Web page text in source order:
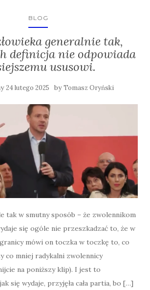
BLOG
generalnie tak,
definicja nie odpowiada
ususowi.
24 lutego 2025 byTomasz Oryński
tak w smutny sposób – że zwolennikom
się ogóle nie przeszkadzać to, że w
mówi on toczka w toczkę to, co
co mniej radykalni zwolennicy
na poniższy klip). I jest to
się wydaje, przyjęła cała partia, bo […]